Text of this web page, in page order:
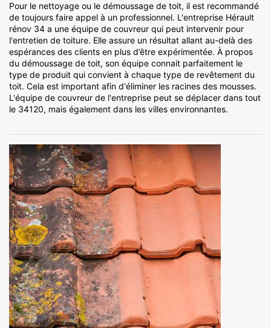
Pour le nettoyage ou le démoussage de toit, il est recommandé
de toujours faire appel à un professionnel. L'entreprise Hérault
rénov 34 a une équipe de couvreur qui peut intervenir pour
l'entretien de toiture. Elle assure un résultat allant au-delà des
espérances des clients en plus d’être expérimentée. À propos
du démoussage de toit, son équipe connait parfaitement le
type de produit qui convient à chaque type de revêtement du
toit. Cela est important afin d'éliminer les racines des mousses.
L'équipe de couvreur de l'entreprise peut se déplacer dans tout
le 34120, mais également dans les villes environnantes.